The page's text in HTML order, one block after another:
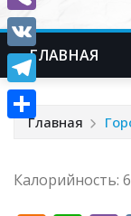
ГЛАВНАЯ
Главная
Калорийность:
Viber
VK
Telegram
Отправить